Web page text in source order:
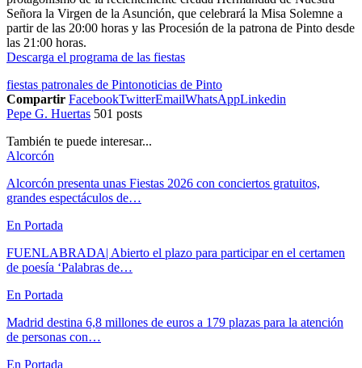
Señora la Virgen de la Asunción, que celebrará la Misa Solemne a
partir de las 20:00 horas y las Procesión de la patrona de Pinto desde
las 21:00 horas.
Descarga el programa de las fiestas
fiestas patronales de Pintonoticias de Pinto
Compartir FacebookTwitterEmailWhatsAppLinkedin
Pepe G. Huertas 501 posts
También te puede interesar...
Alcorcón
Alcorcón presenta unas Fiestas 2026 con conciertos gratuitos,
grandes espectáculos de…
En Portada
FUENLABRADA| Abierto el plazo para participar en el certamen
de poesía ‘Palabras de…
En Portada
Madrid destina 6,8 millones de euros a 179 plazas para la atención
de personas con…
En Portada